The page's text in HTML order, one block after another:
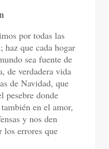
por todas las
haz que cada hogar
sea fuente de
de verdadera vida
de Navidad, que
pesebre donde
en el amor,
y nos den
los errores que